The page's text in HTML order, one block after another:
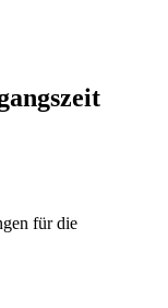
für die